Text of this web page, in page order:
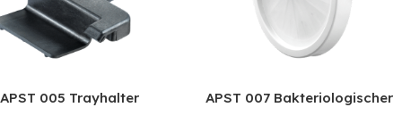
APST 005 Trayhalter
APST 007 Bakteriologischer